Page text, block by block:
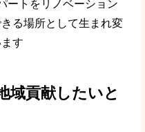
ートをリノベーション
る場所として生まれ変
す
域貢献したいと